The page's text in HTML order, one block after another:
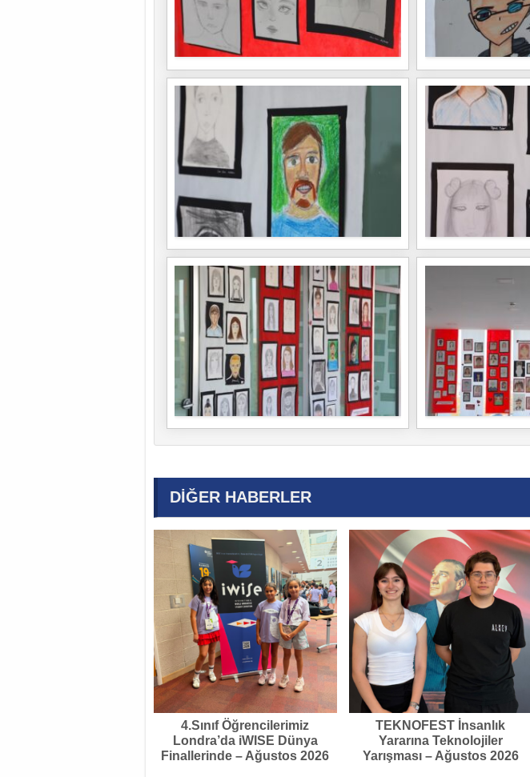
DİĞER HABERLER
4.Sınıf Öğrencilerimiz
Londra’da iWISE Dünya
Finallerinde – Ağustos 2026
TEKNOFEST İnsanlık
Yararına Teknolojiler
Yarışması – Ağustos 2026